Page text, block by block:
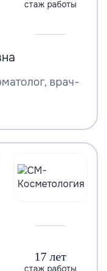
стаж работы
врач-
17 лет
стаж работы